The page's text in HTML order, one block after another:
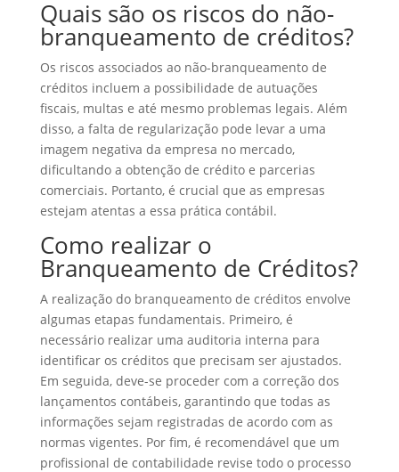
Quais são os riscos do não-
branqueamento de créditos?
Os riscos associados ao não-branqueamento de
créditos incluem a possibilidade de autuações
fiscais, multas e até mesmo problemas legais. Além
disso, a falta de regularização pode levar a uma
imagem negativa da empresa no mercado,
dificultando a obtenção de crédito e parcerias
comerciais. Portanto, é crucial que as empresas
estejam atentas a essa prática contábil.
Como realizar o
Branqueamento de Créditos?
A realização do branqueamento de créditos envolve
algumas etapas fundamentais. Primeiro, é
necessário realizar uma auditoria interna para
identificar os créditos que precisam ser ajustados.
Em seguida, deve-se proceder com a correção dos
lançamentos contábeis, garantindo que todas as
informações sejam registradas de acordo com as
normas vigentes. Por fim, é recomendável que um
profissional de contabilidade revise todo o processo